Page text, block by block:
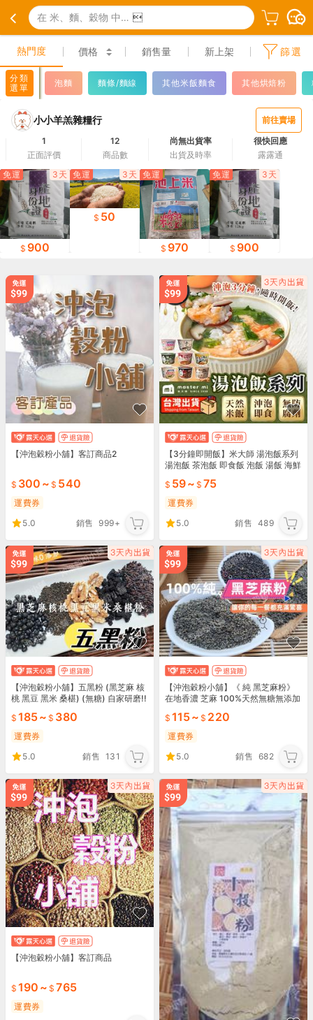
在 米、麵、穀物 中搜尋 
熱門度 價格 銷售量 新上架 篩選
分類
選單
泡麵 麵條/麵線 其他米飯麵食 其他烘焙粉
小小羊羔雜糧行
前往賣場
1
正面評價
12
商品數
尚無出貨率
出貨及時率
很快回應
露露通
免運
3天
900
免運 3天
50
免運
970
免運 3天
900
【沖泡穀粉小舖】客訂商品2
300 ~ 540
運費券
5.0
銷售 999+
【3分鐘即開飯】米大師 湯泡飯系列
湯泡飯 茶泡飯 即食飯 泡飯 湯飯 海鮮
59~ 75
運費券
5.0
銷售 489
【沖泡穀粉小舖】五黑粉 (黑芝麻 核
桃 黑豆 黑米 桑椹) (無糖) 自家研磨!!
擇 185~ 380
運費券
5.0
銷售 131
【沖泡穀粉小舖】《 純 黑芝麻粉》
在地香濃 芝麻 100%天然無糖無添加
即飲115~ 220
運費券
5.0
銷售 682
【沖泡穀粉小舖】客訂商品
190 ~ 765
運費券